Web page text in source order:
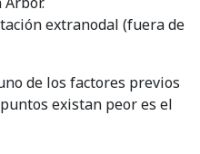
extranodal (fuera de
de los factores previos
existan peor es el